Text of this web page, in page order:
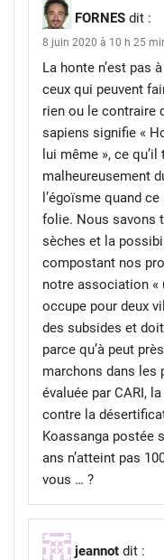
FORNES dit :
8 juin 2020 à 10 h 25
La honte n’est pas
ceux qui peuvent
rien ou le contraire
sapiens signifie «
lui même », ce
malheureusement
l’égoïsme quand
folie. Nous savons
sèches et la
compostant nos
notre association «
occupe pour deux
des subsides et
parce qu’à peut
marchons dans les
évaluée par CARI,
contre la
Koassanga postée
ans n’atteint pas
vous … ?
jeannot dit :